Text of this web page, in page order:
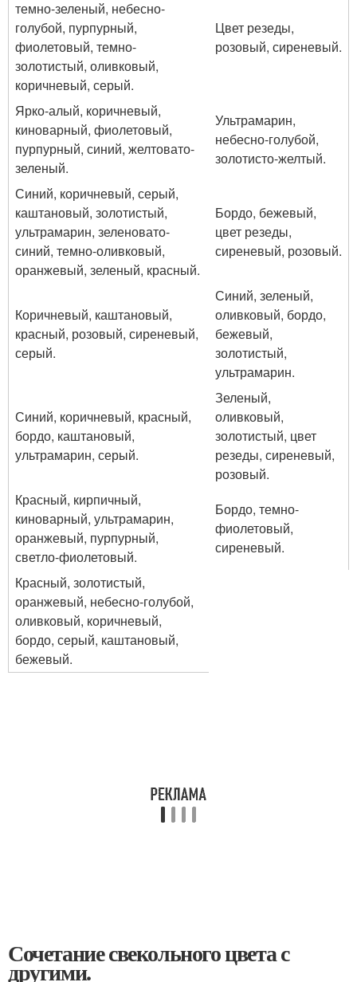
темно-зеленый, небесно-
голубой, пурпурный,
фиолетовый, темно-
золотистый, оливковый,
коричневый, серый.
Цвет резеды,
розовый, сиреневый.
Ярко-алый, коричневый,
киноварный, фиолетовый,
пурпурный, синий, желтовато-
зеленый.
Ультрамарин,
небесно-голубой,
золотисто-желтый.
Синий, коричневый, серый,
каштановый, золотистый,
ультрамарин, зеленовато-
синий, темно-оливковый,
оранжевый, зеленый, красный.
Бордо, бежевый,
цвет резеды,
сиреневый, розовый.
Коричневый, каштановый,
красный, розовый, сиреневый,
серый.
Синий, зеленый,
оливковый, бордо,
бежевый,
золотистый,
ультрамарин.
Синий, коричневый, красный,
бордо, каштановый,
ультрамарин, серый.
Зеленый,
оливковый,
золотистый, цвет
резеды, сиреневый,
розовый.
Красный, кирпичный,
киноварный, ультрамарин,
оранжевый, пурпурный,
светло-фиолетовый.
Бордо, темно-
фиолетовый,
сиреневый.
Красный, золотистый,
оранжевый, небесно-голубой,
оливковый, коричневый,
бордо, серый, каштановый,
бежевый.
Сочетание свекольного цвета с
другими.